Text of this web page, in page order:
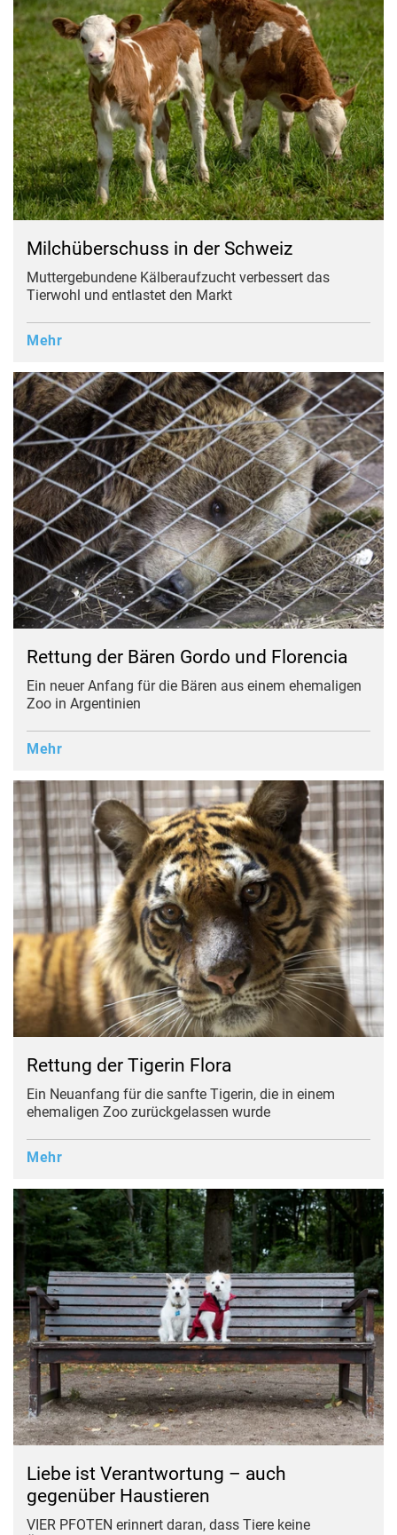
Milchüberschuss in der Schweiz
Muttergebundene Kälberaufzucht verbessert das
Tierwohl und entlastet den Markt
Mehr
Rettung der Bären Gordo und Florencia
Ein neuer Anfang für die Bären aus einem ehemaligen
Zoo in Argentinien
Mehr
Rettung der Tigerin Flora
Ein Neuanfang für die sanfte Tigerin, die in einem
ehemaligen Zoo zurückgelassen wurde
Mehr
Liebe ist Verantwortung – auch
gegenüber Haustieren
VIER PFOTEN erinnert daran, dass Tiere keine